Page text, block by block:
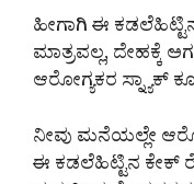
ಹೀಗಾಗಿ ಈ
ಮಾತ್ರವಲ್ಲ, ದೇಹಕ್ಕೆ
ಆರೋಗ್ಯಕರ ಸ್ನ್ಯಾಕ್
ನೀವು ಮನೆಯಲ್ಲೇ
ಈ ಕಡಲೆಹಿಟ್ಟಿನ ಕೇಕ್